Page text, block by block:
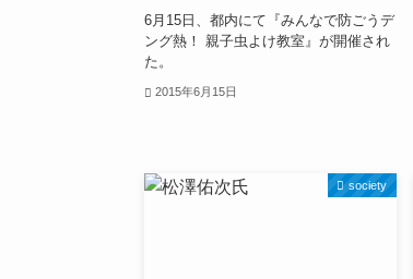
6月15日、都内にて『みんなで防ごうデ
ング熱！ 親子虫よけ教室』が開催され
た。
2015年6月15日
society